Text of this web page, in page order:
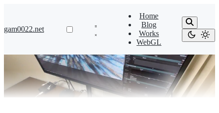
gam0022.net
Home
Blog
Works
WebGL